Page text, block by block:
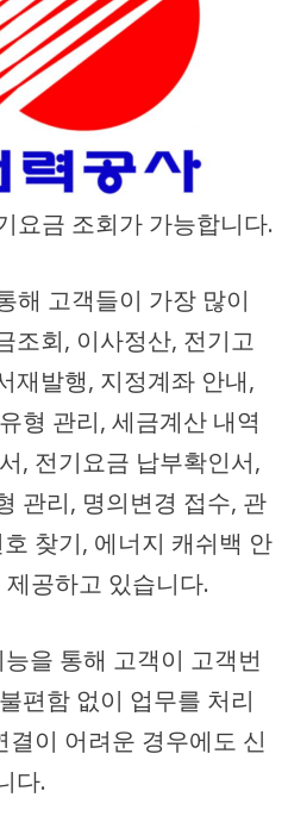
요금 조회가 가능합니다.
해 고객들이 가장 많이
조회, 이사정산, 전기고
재발행, 지정계좌 안내,
형 관리, 세금계산 내역
, 전기요금 납부확인서,
관리, 명의변경 접수, 관
찾기, 에너지 캐쉬백 안
공하고 있습니다.
능을 통해 고객이 고객번
편함 없이 업무를 처리
이 어려운 경우에도 신
다.